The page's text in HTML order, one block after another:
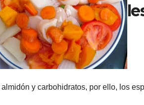
y carbohidratos, por ello, los